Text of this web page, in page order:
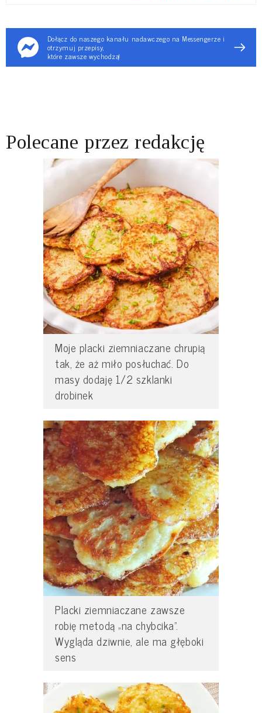
Dołącz do naszego kanału nadawczego na Messengerze i
otrzymuj przepisy,
które zawsze wychodzą!
Polecane przez redakcję
Moje placki ziemniaczane chrupią
tak, że aż miło posłuchać. Do
masy dodaję 1/2 szklanki
drobinek
Placki ziemniaczane zawsze
robię metodą „na chybcika”.
Wygląda dziwnie, ale ma głęboki
sens